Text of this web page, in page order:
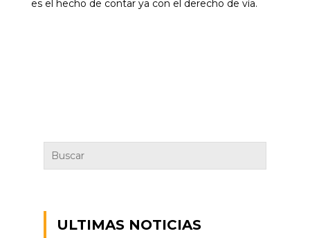
es el hecho de contar ya con el derecho de vía.
ULTIMAS NOTICIAS